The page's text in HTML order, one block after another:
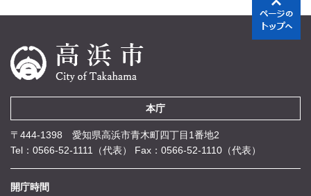
本庁
〒444-1398 愛知県高浜市青木町四丁目1番地2
Tel：0566-52-1111（代表）
Fax：0566-52-1110（代表）
開庁時間